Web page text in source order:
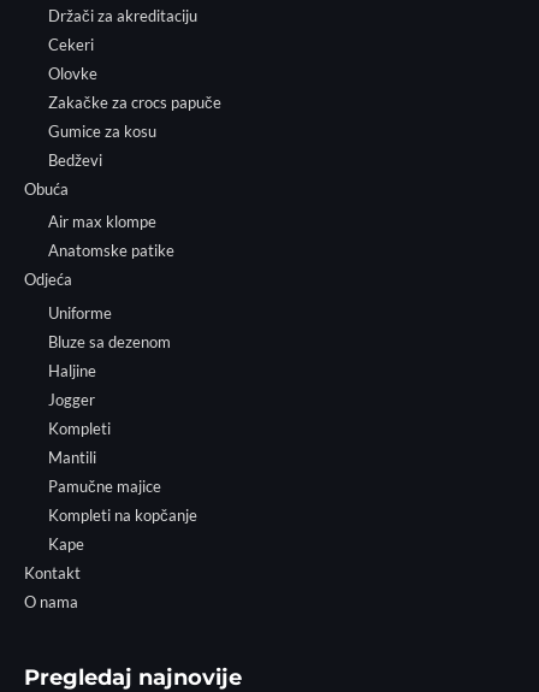
Držači za akreditaciju
Cekeri
Olovke
Zakačke za crocs papuče
Gumice za kosu
Bedževi
Obuća
Air max klompe
Anatomske patike
Odjeća
Uniforme
Bluze sa dezenom
Haljine
Jogger
Kompleti
Mantili
Pamučne majice
Kompleti na kopčanje
Kape
Kontakt
O nama
Pregledaj najnovije